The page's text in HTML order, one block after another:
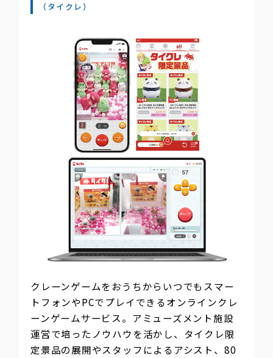
（タイクレ）
クレーンゲームをおうちからいつでもスマー
トフォンやPCでプレイできるオンラインクレ
ーンゲームサービス。アミューズメント施設
運営で培ったノウハウを活かし、タイクレ限
定景品の展開やスタッフによるアシスト、80